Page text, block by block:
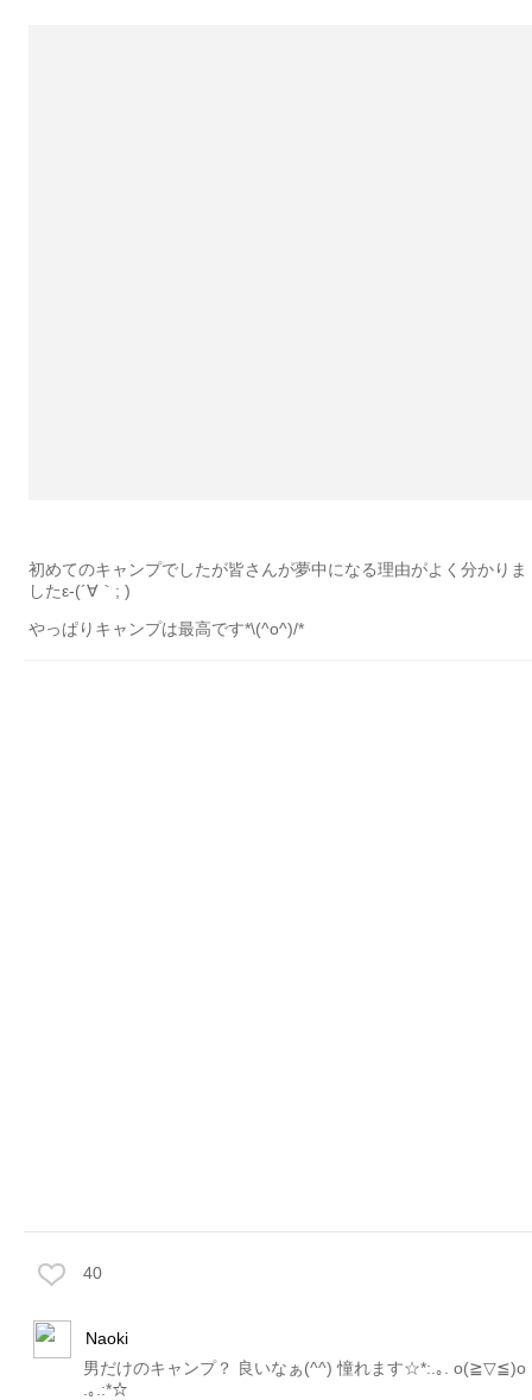
初めてのキャンプでしたが皆さんが夢中になる理由がよく分かりま
したε-(´∀｀; )
やっぱりキャンプは最高です*\(^o^)/*
40
Naoki
男だけのキャンプ？ 良いなぁ(^^) 憧れます☆*:.｡. o(≧▽≦)o
.｡.:*☆